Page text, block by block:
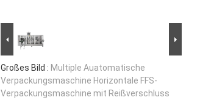
Großes Bild : Multiple Auatomatische
Verpackungsmaschine Horizontale FFS-
Verpackungsmaschine mit Reißverschluss